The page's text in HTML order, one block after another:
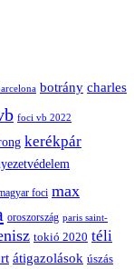
botrány charles
foci vb 2022
kerékpár
foci max
oroszország paris saint-
tokió 2020 téli
átigazolások úszás